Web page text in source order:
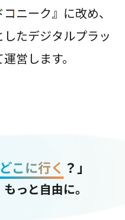
ニーク』に改め、
たデジタルプラッ
営します。
どこに行く ？」
っと自由に。